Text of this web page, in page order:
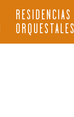
RESIDENCIAS
ORQUESTALES